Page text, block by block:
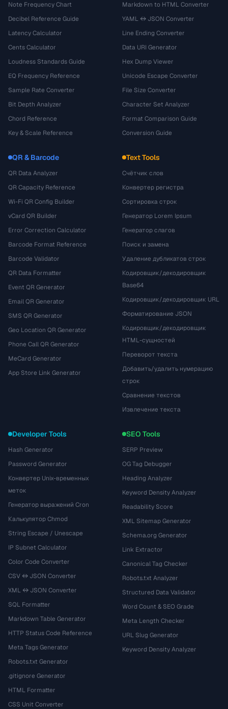
Note Frequency Chart
Decibel Reference Guide
Latency Calculator
Cents Calculator
Loudness Standards Guide
EQ Frequency Reference
Sample Rate Converter
Bit Depth Analyzer
Chord Reference
Key & Scale Reference
Markdown to HTML Converter
YAML ↔ JSON Converter
Line Ending Converter
Data URI Generator
Hex Dump Viewer
Unicode Escape Converter
File Size Converter
Character Set Analyzer
Format Comparison Guide
Conversion Guide
QR & Barcode
QR Data Analyzer
QR Capacity Reference
Wi-Fi QR Config Builder
vCard QR Builder
Error Correction Calculator
Barcode Format Reference
Barcode Validator
QR Data Formatter
Event QR Generator
Email QR Generator
SMS QR Generator
Geo Location QR Generator
Phone Call QR Generator
MeCard Generator
App Store Link Generator
Text Tools
Счётчик слов
Конвертер регистра
Сортировка строк
Генератор Lorem Ipsum
Генератор слагов
Поиск и замена
Удаление дубликатов строк
Кодировщик/декодировщик
Base64
Кодировщик/декодировщик URL
Форматирование JSON
Кодировщик/декодировщик
HTML-сущностей
Переворот текста
Добавить/удалить нумерацию
строк
Сравнение текстов
Извлечение текста
Developer Tools
Hash Generator
Password Generator
Конвертер Unix-временных
меток
Генератор выражений Cron
Калькулятор Chmod
String Escape / Unescape
IP Subnet Calculator
Color Code Converter
CSV ↔ JSON Converter
XML ↔ JSON Converter
SQL Formatter
Markdown Table Generator
HTTP Status Code Reference
Meta Tags Generator
Robots.txt Generator
.gitignore Generator
HTML Formatter
CSS Unit Converter
SEO Tools
SERP Preview
OG Tag Debugger
Heading Analyzer
Keyword Density Analyzer
Readability Score
XML Sitemap Generator
Schema.org Generator
Link Extractor
Canonical Tag Checker
Robots.txt Analyzer
Structured Data Validator
Word Count & SEO Grade
Meta Length Checker
URL Slug Generator
Keyword Density Analyzer